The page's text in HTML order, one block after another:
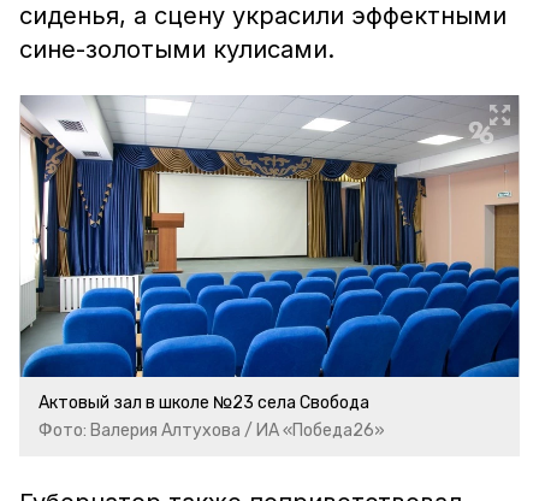
сиденья, а сцену украсили эффектными
сине-золотыми кулисами.
Актовый зал в школе №23 села Свобода
Фото: Валерия Алтухова / ИА «Победа26»